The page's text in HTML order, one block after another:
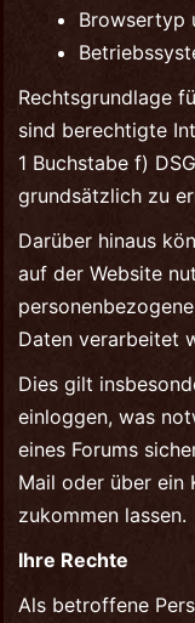
Browsertyp
Rechtsgrundlage
sind berechtigte
1 Buchstabe f)
grundsätzlich zu
Darüber hinaus
auf der Website
Daten verarbeitet
Dies gilt
einloggen, was
eines Forums
Mail oder über ein
zukommen lassen.
Ihre Rechte
Als betroffene